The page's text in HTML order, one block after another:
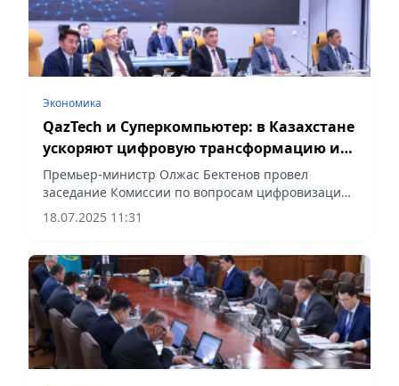
Экономика
QazTech и Суперкомпьютер: в Казахстане
ускоряют цифровую трансформацию и
развитие ИИ
Премьер-министр Олжас Бектенов провел
заседание Комиссии по вопросам цифровизации,
сообщает Vecher.kz
18.07.2025 11:31